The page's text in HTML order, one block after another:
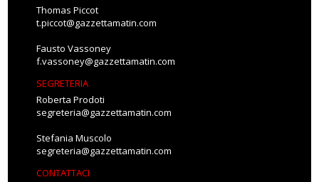
Thomas Piccot
t.piccot@gazzettamatin.com
Fausto Vassoney
f.vassoney@gazzettamatin.com
SEGRETERIA
Roberta Prodoti
segreteria@gazzettamatin.com
Stefania Muscolo
segreteria@gazzettamatin.com
CONTATTACI